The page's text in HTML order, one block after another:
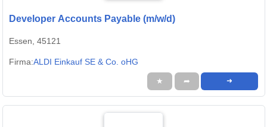
Developer Accounts Payable (m/w/d)
Essen, 45121
Firma:ALDI Einkauf SE & Co. oHG
★ ➦ ➜